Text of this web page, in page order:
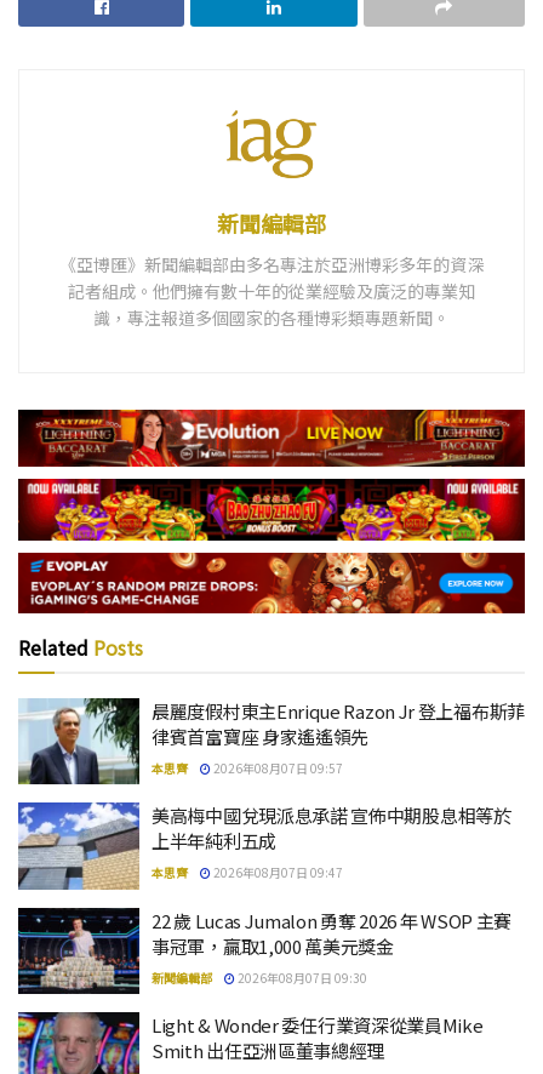
新聞編輯部
《亞博匯》新聞編輯部由多名專注於亞洲博彩多年的資深
記者組成。他們擁有數十年的從業經驗及廣泛的專業知
識，專注報道多個國家的各種博彩類專題新聞。
Related Posts
晨麗度假村東主Enrique Razon Jr 登上福布斯菲
律賓首富寶座 身家遙遙領先
本思齊 2026年08月07日 09:57
美高梅中國兌現派息承諾 宣佈中期股息相等於
上半年純利五成
本思齊 2026年08月07日 09:47
22 歲 Lucas Jumalon 勇奪 2026 年 WSOP 主賽
事冠軍，贏取1,000 萬美元獎金
新聞編輯部 2026年08月07日 09:30
Light & Wonder 委任行業資深從業員Mike
Smith 出任亞洲區董事總經理